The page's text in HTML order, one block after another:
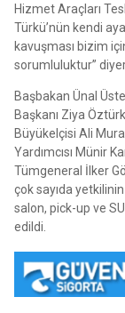
Hizmet Araçları
Türkü’nün kendi
kavuşması bizim
sorumluluktur”
Başbakan Ünal
Başkanı Ziya
Büyükelçisi Ali
Yardımcısı Münir
Tümgeneral İlker
çok sayıda
salon, pick-up ve
edildi.